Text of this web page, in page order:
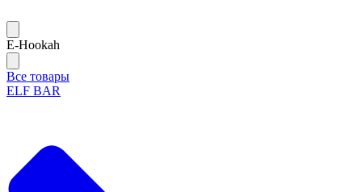
Е-Hookah
Все товары
ELF BAR